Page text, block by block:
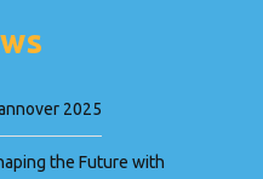
2025
the Future with